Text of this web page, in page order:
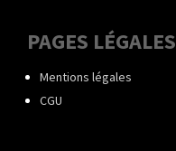
PAGES LÉGALES
Mentions légales
CGU